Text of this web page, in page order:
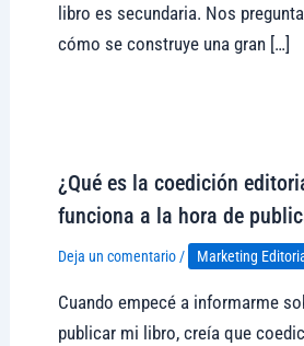
libro es secundaria. Nos
cómo se construye una gran […]
¿Qué es la coedición
funciona a la hora de
Deja un comentario / Marketing
Cuando empecé a informarme
publicar mi libro, creía que